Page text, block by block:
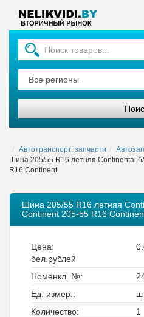
Главная
Автотранспорт, запчасти
Шина 205/55 R16 летняя Continental
R16 Continent
Шина 205/55 R16 летняя
Continent 205-55 R16
Цена:
бел.рублей
Номенкл. №:
Ед. измер.:
Количество:
1